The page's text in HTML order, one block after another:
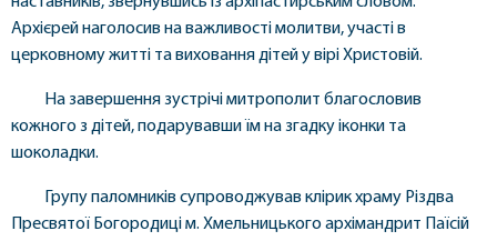
Архієрей наголосив на важливості молитви, участі в
церковному житті та виховання дітей у вірі Христовій.
На завершення зустрічі митрополит благословив
кожного з дітей, подарувавши їм на згадку іконки та
шоколадки.
Групу паломників супроводжував клірик храму Різдва
Пресвятої Богородиці м. Хмельницького архімандрит Паїсій